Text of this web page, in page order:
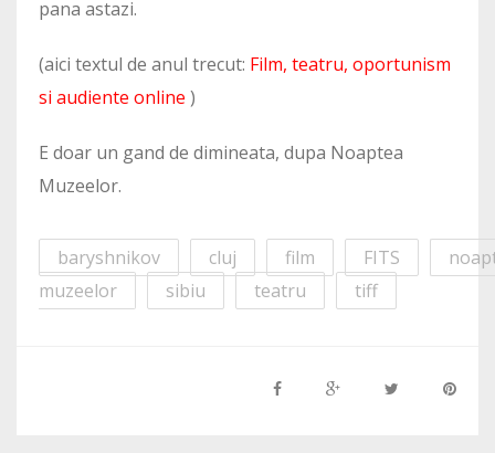
pana astazi.
(aici textul de anul trecut: Film, teatru, oportunism
si audiente online )
E doar un gand de dimineata, dupa Noaptea
Muzeelor.
baryshnikov cluj film FITS
muzeelor
sibiu teatru tiff